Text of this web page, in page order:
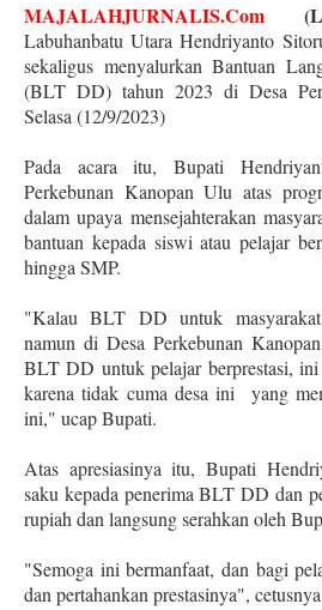
MAJALAHJURNALIS.Com
Labuhanbatu Utara Hendriyanto
sekaligus menyalurkan Bantuan
(BLT DD) tahun 2023 di Desa
Selasa (12/9/2023)
Pada acara itu, Bupati
Perkebunan Kanopan Ulu atas
dalam upaya mensejahterakan
bantuan kepada siswi atau pelajar
hingga SMP.
"Kalau BLT DD untuk
namun di Desa Perkebunan
BLT DD untuk pelajar berprestasi,
karena tidak cuma desa ini
yang
ini," ucap Bupati.
Atas apresiasinya itu, Bupati
saku kepada penerima BLT DD dan
rupiah dan langsung serahkan oleh
"Semoga ini bermanfaat, dan bagi
dan pertahankan prestasinya",